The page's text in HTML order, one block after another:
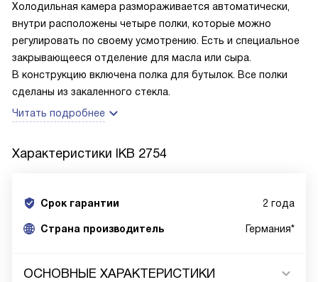
Холодильная камера размораживается автоматически,
внутри расположены четыре полки, которые можно
регулировать по своему усмотрению. Есть и специальное
закрывающееся отделение для масла или сыра.
В конструкцию включена полка для бутылок. Все полки
сделаны из закаленного стекла.
Читать подробнее
Характеристики IKB 2754
Срок гарантии 2 года
Cтрана производитель Германия*
ОСНОВНЫЕ ХАРАКТЕРИСТИКИ